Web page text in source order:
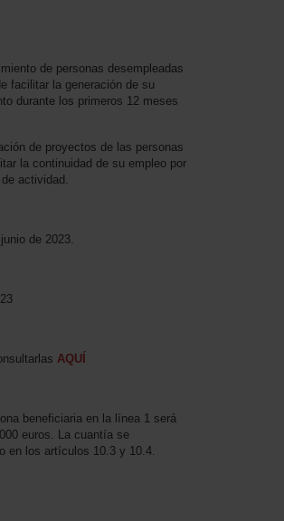
de personas desempleadas
facilitar la generación de su
durante los primeros 12 meses
de proyectos de las personas
la continuidad de su empleo por
actividad.
de 2023.
AQUÍ
beneficiaria en la línea 1 será
euros. La cuantía se
en los artículos 10.3 y 10.4.